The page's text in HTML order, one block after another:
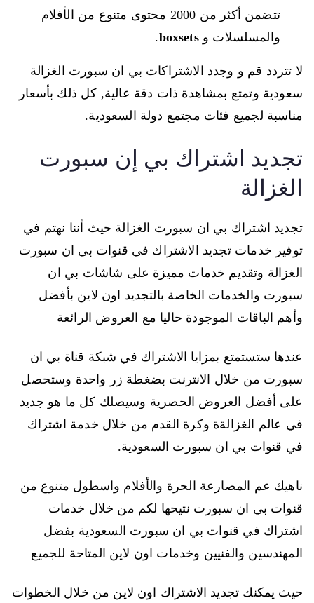
تتضمن أكثر من 2000 محتوى متنوع من الأفلام
والمسلسلات وboxsets
.
لا تتردد قم و وجدد الاشتراكات بي ان سبورت الغزالة
سعودية وتمتع بمشاهدة ذات دقة عالية, كل ذلك بأسعار
مناسبة لجميع فئات مجتمع دولة السعودية.
تجديد اشتراك بي إن سبورت
الغزالة
تجديد اشتراك بي ان سبورت الغزالة حيث أننا نهتم في
توفير خدمات تجديد الاشتراك في قنوات بي ان سبورت
الغزالة وتقديم خدمات مميزة على شاشات بي ان
سبورت والخدمات الخاصة بالتجديد اون لاين بأفضل
وأهم الباقات الموجودة حاليا مع العروض الرائعة
عندها ستستمتع بمزايا الاشتراك في شبكة قناة بي ان
سبورت من خلال الانترنت بضغطة زر واحدة وستحصل
على أفضل العروض الحصرية وسيصلك كل ما هو جديد
في عالم الغزالةة وكرة القدم من خلال خدمة اشتراك
في قنوات بي ان سبورت السعودية.
ناهيك عم المصارعة الحرة والأفلام واسطول متنوع من
قنوات بي ان سبورت نتيحها لكم من خلال خدمات
اشتراك في قنوات بي ان سبورت السعودية بفضل
المهندسين والفنيين وخدمات اون لاين المتاحة للجميع
حيث يمكنك تجديد الاشتراك اون لاين من خلال الخطوات